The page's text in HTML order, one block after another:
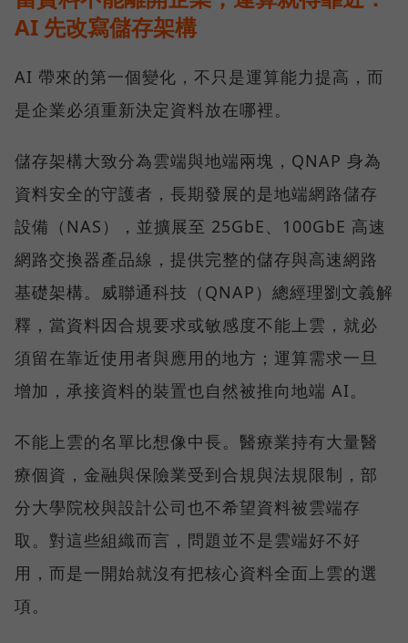
AI 先改寫儲存架構
AI 帶來的第一個變化，不只是運算能力提高，而
是企業必須重新決定資料放在哪裡。
儲存架構大致分為雲端與地端兩塊，QNAP 身為
資料安全的守護者，長期發展的是地端網路儲存
設備（NAS），並擴展至 25GbE、100GbE 高速
網路交換器產品線，提供完整的儲存與高速網路
基礎架構。威聯通科技（QNAP）總經理劉文義解
釋，當資料因合規要求或敏感度不能上雲，就必
須留在靠近使用者與應用的地方；運算需求一旦
增加，承接資料的裝置也自然被推向地端 AI。
不能上雲的名單比想像中長。醫療業持有大量醫
療個資，金融與保險業受到合規與法規限制，部
分大學院校與設計公司也不希望資料被雲端存
取。對這些組織而言，問題並不是雲端好不好
用，而是一開始就沒有把核心資料全面上雲的選
項。